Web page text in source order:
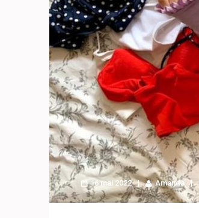
16 mai 2022 Amanda